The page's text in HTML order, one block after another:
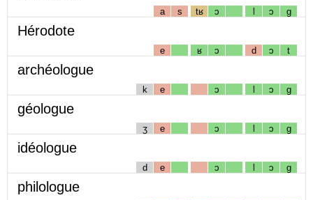
a s tʁ ɔ l ɔ g
Hérodote
e ʁ ɔ d ɔ t
archéologue
k e ɔ l ɔ g
géologue
ʒ e ɔ l ɔ g
idéologue
d e ɔ l ɔ g
philologue